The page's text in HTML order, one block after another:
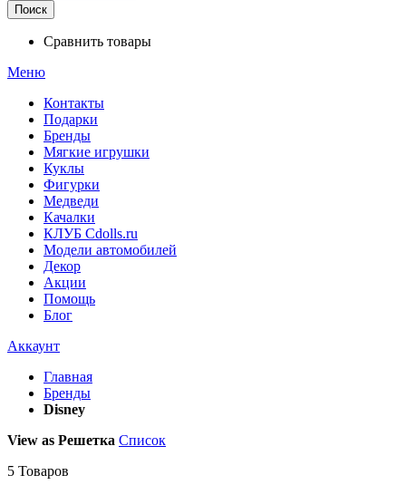
Поиск
Сравнить товары
Меню
Контакты
Подарки
Бренды
Мягкие игрушки
Куклы
Фигурки
Медведи
Качалки
КЛУБ Cdolls.ru
Модели автомобилей
Декор
Акции
Помощь
Блог
Аккаунт
Главная
Бренды
Disney
View as Решетка Список
5 Товаров